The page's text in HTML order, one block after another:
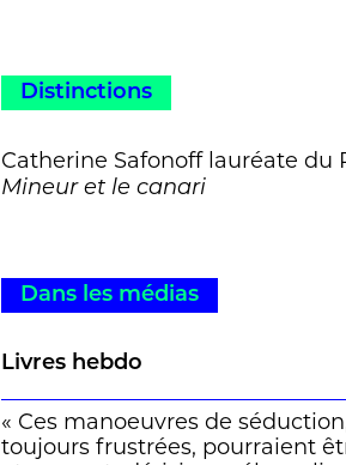
Distinctions
Catherine Safonoff lauréate du
Mineur et le canari
Dans les médias
Livres hebdo
« Ces manoeuvres de
toujours frustrées, pourraient